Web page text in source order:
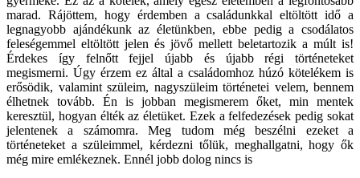
marad. Rájöttem, hogy érdemben a családunkkal eltöltött idő a
legnagyobb ajándékunk az életünkben, ebbe pedig a csodálatos
feleségemmel eltöltött jelen és jövő mellett beletartozik a múlt is!
Érdekes így felnőtt fejjel újabb és újabb régi történeteket
megismerni. Úgy érzem ez által a családomhoz húzó kötelékem is
erősödik, valamint szüleim, nagyszüleim történetei velem, bennem
élhetnek tovább. Én is jobban megismerem őket, min mentek
keresztül, hogyan élték az életüket. Ezek a felfedezések pedig sokat
jelentenek a számomra. Meg tudom még beszélni ezeket a
történeteket a szüleimmel, kérdezni tőlük, meghallgatni, hogy ők
még mire emlékeznek. Ennél jobb dolog nincs is